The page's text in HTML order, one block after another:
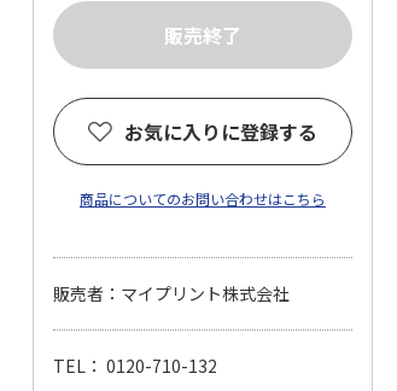
お気に入りに登録する
商品についてのお問い合わせはこちら
販売者：マイプリント株式会社
TEL： 0120-710-132